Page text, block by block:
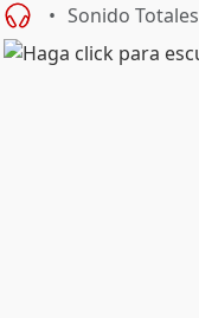
Sonido Totales